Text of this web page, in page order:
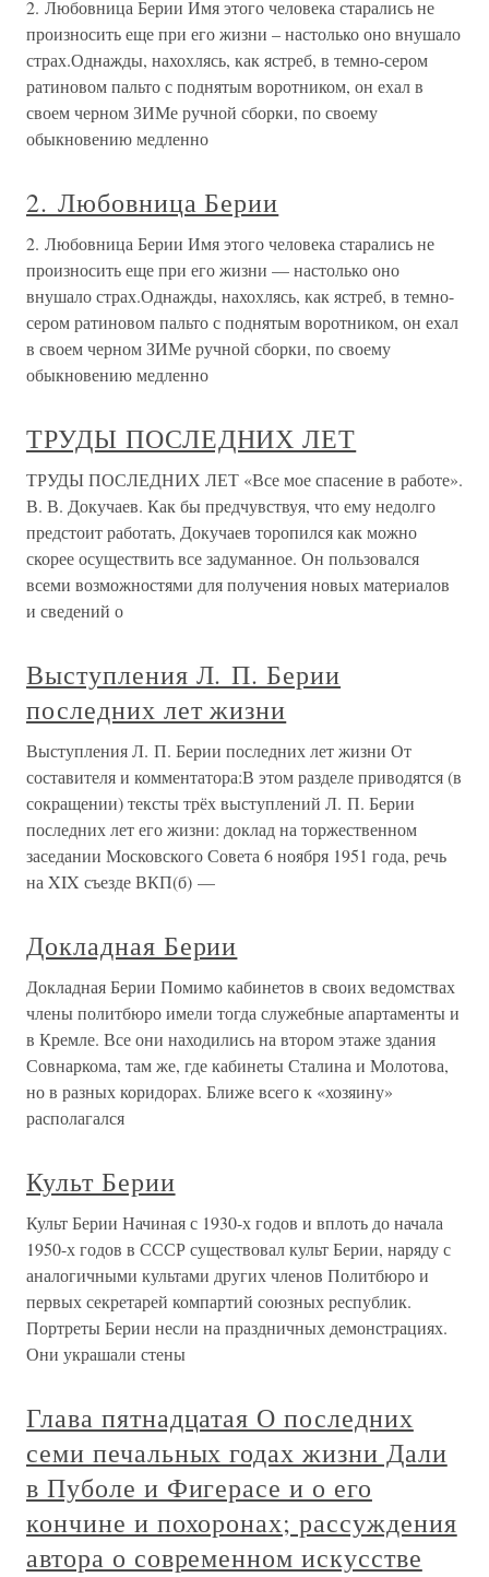
2. Любовница Берии Имя этого человека старались не
произносить еще при его жизни – настолько оно внушало
страх.Однажды, нахохлясь, как ястреб, в темно-сером
ратиновом пальто с поднятым воротником, он ехал в
своем черном ЗИМе ручной сборки, по своему
обыкновению медленно
2. Любовница Берии
2. Любовница Берии Имя этого человека старались не
произносить еще при его жизни — настолько оно
внушало страх.Однажды, нахохлясь, как ястреб, в темно-
сером ратиновом пальто с поднятым воротником, он ехал
в своем черном ЗИМе ручной сборки, по своему
обыкновению медленно
ТРУДЫ ПОСЛЕДНИХ ЛЕТ
ТРУДЫ ПОСЛЕДНИХ ЛЕТ «Все мое спасение в работе».
В. В. Докучаев. Как бы предчувствуя, что ему недолго
предстоит работать, Докучаев торопился как можно
скорее осуществить все задуманное. Он пользовался
всеми возможностями для получения новых материалов
и сведений о
Выступления Л. П. Берии
последних лет жизни
Выступления Л. П. Берии последних лет жизни От
составителя и комментатора:В этом разделе приводятся (в
сокращении) тексты трёх выступлений Л. П. Берии
последних лет его жизни: доклад на торжественном
заседании Московского Совета 6 ноября 1951 года, речь
на XIX съезде ВКП(б) —
Докладная Берии
Докладная Берии Помимо кабинетов в своих ведомствах
члены политбюро имели тогда служебные апартаменты и
в Кремле. Все они находились на втором этаже здания
Совнаркома, там же, где кабинеты Сталина и Молотова,
но в разных коридорах. Ближе всего к «хозяину»
располагался
Культ Берии
Культ Берии Начиная с 1930-х годов и вплоть до начала
1950-х годов в СССР существовал культ Берии, наряду с
аналогичными культами других членов Политбюро и
первых секретарей компартий союзных республик.
Портреты Берии несли на праздничных демонстрациях.
Они украшали стены
Глава пятнадцатая О последних
семи печальных годах жизни Дали
в Пуболе и Фигерасе и о его
кончине и похоронах; рассуждения
автора о современном искусстве